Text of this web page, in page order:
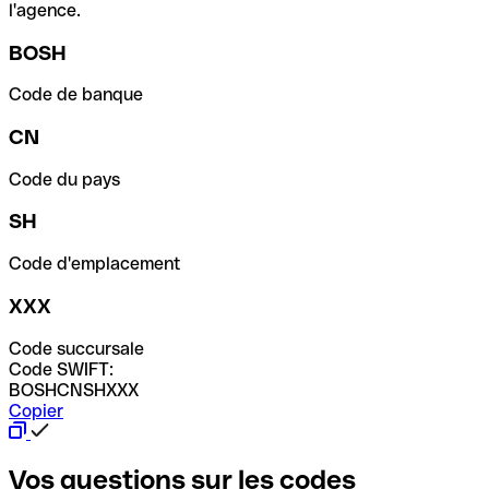
l'agence.
BOSH
Code de banque
CN
Code du pays
SH
Code d'emplacement
XXX
Code succursale
Code SWIFT:
BOSHCNSHXXX
Copier
Vos questions sur les codes